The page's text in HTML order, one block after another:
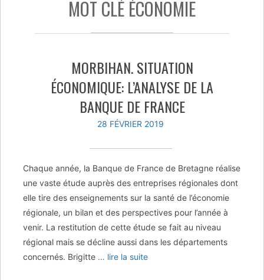
MOT CLÉ ÉCONOMIE
MORBIHAN. SITUATION
ÉCONOMIQUE: L’ANALYSE DE LA
BANQUE DE FRANCE
28 FÉVRIER 2019
Chaque année, la Banque de France de Bretagne réalise
une vaste étude auprès des entreprises régionales dont
elle tire des enseignements sur la santé de l’économie
régionale, un bilan et des perspectives pour l’année à
venir. La restitution de cette étude se fait au niveau
régional mais se décline aussi dans les départements
concernés. Brigitte … lire la suite